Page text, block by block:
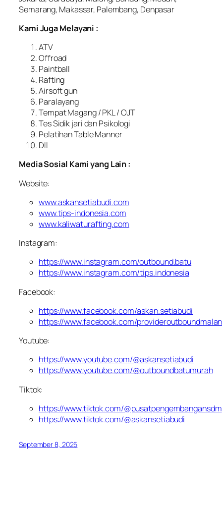
Semarang, Makassar, Palembang, Denpasar
Kami Juga Melayani :
ATV
Offroad
Paintball
Rafting
Airsoft gun
Paralayang
Tempat Magang / PKL / OJT
Tes Sidik jari dan Psikologi
Pelatihan Table Manner
Dll
Media Sosial Kami yang Lain :
Website:
www.askansetiabudi.com
www.tips-indonesia.com
www.kaliwaturafting.com
Instagram:
https://www.instagram.com/outbound.batu
https://www.instagram.com/tips.indonesia
Facebook:
https://www.facebook.com/askan.setiabudi
https://www.facebook.com/
Youtube:
https://www.youtube.com/@askansetiabudi
https://www.youtube.com/@outboundbatumurah
Tiktok:
https://www.tiktok.com/@pusatpengembangansdm
https://www.tiktok.com/@askansetiabudi
September 8, 2025